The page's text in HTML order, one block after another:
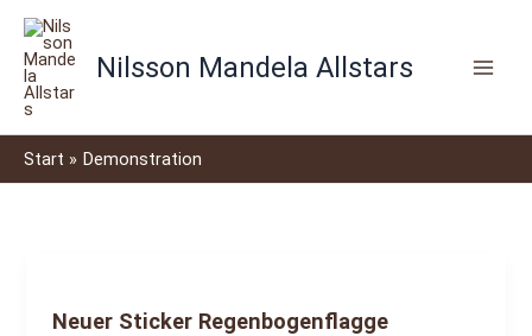
Zum
Inhalt
springen
Nilsson Mandela Allstars
Start Demonstration
Neuer Sticker Regenbogenflagge
u
c
h
e